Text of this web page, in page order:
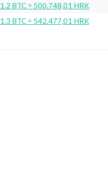
1.2 BTC = 500.748,01 HRK
1.3 BTC = 542.477,01 HRK